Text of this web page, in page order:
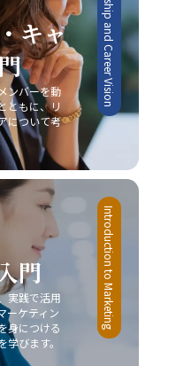
のレッドオーシャンの
したデジタル戦略との
要な要素となることは
うちから情報収集や市
ある戦略を構築するこ
ネスマンが直面する厳
ャンの戦い方」の重
説してきました。レッ
る激しい競争環境を指
、利益率の低下といっ
で成功するためには、
ップ、ニッチ戦略など
ーチが不可欠です。ま
を取り入れることで、
スモデルの構築が求め
、レッドオーシャン 戦
先を見据えた戦略が必
バックス、コカ・コー
務の効率化に留まら
して精神的健康に直結
マンは、日々の忙しさ
う悪循環を断ち切り、
ることが、将来的な成
。一度自らの行動パタ
方法を実践すること
果を実感できるはずで
し、時間とエネルギー
められます。焦らず、
スを進めることが重要
を迅速かつ効果的に解
なることを心より願っ
キャリア形成と充実し
な一歩となるでしょ
キャ
ンバーを動
ともに、リ
について考
Leadership and Career Vision
門
実践で活用
ーケティン
身につける
びます。
Introduction to Marketing